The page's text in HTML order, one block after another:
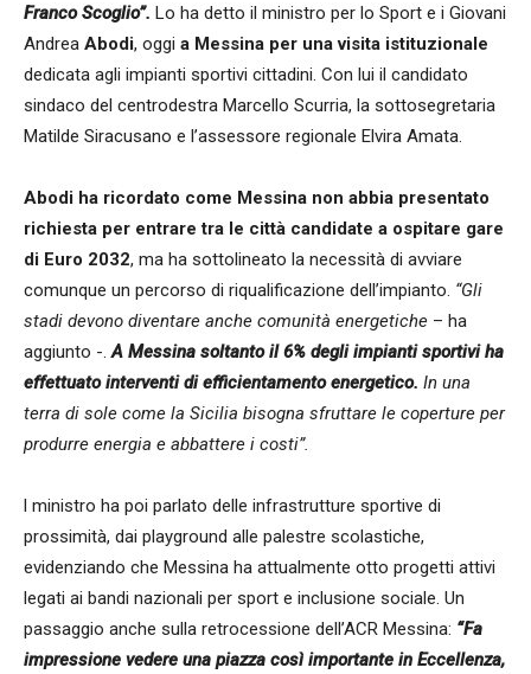
Franco Scoglio”. Lo ha detto il ministro per lo Sport e i Giovani
Andrea Abodi, oggi a Messina per una visita istituzionale
dedicata agli impianti sportivi cittadini. Con lui il candidato
sindaco del centrodestra Marcello Scurria, la sottosegretaria
Matilde Siracusano e l’assessore regionale Elvira Amata.
Abodi ha ricordato come Messina non abbia presentato
richiesta per entrare tra le città candidate a ospitare gare
di Euro 2032, ma ha sottolineato la necessità di avviare
comunque un percorso di riqualificazione dell’impianto. “Gli
stadi devono diventare anche comunità energetiche – ha
aggiunto -. A Messina soltanto il 6% degli impianti sportivi ha
effettuato interventi di efficientamento energetico. In una
terra di sole come la Sicilia bisogna sfruttare le coperture per
produrre energia e abbattere i costi”.
l ministro ha poi parlato delle infrastrutture sportive di
prossimità, dai playground alle palestre scolastiche,
evidenziando che Messina ha attualmente otto progetti attivi
legati ai bandi nazionali per sport e inclusione sociale. Un
passaggio anche sulla retrocessione dell’ACR Messina: “Fa
impressione vedere una piazza così importante in Eccellenza,